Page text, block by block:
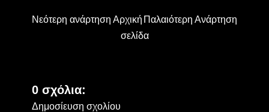
Νεότερη ανάρτηση Παλαιότερη Ανάρτηση
Αρχική
σελίδα
0 σχόλια:
Δημοσίευση σχολίου